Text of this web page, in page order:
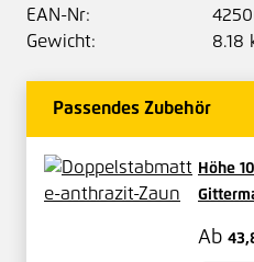
EAN-Nr:
Gewicht:
8.18
Passendes Zubehör
Höhe
Ab